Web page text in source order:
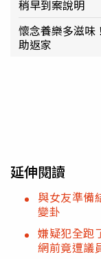
稍早到案說明
懷念養樂多滋
助返家
延伸閱讀
與女友準備
變卦
嫌疑犯全跑
網前竟遭議